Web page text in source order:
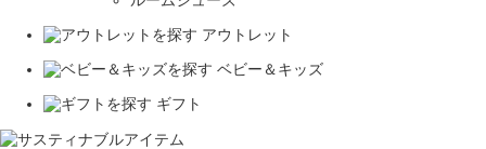
アウトレット
ベビー＆キッズ
ギフト